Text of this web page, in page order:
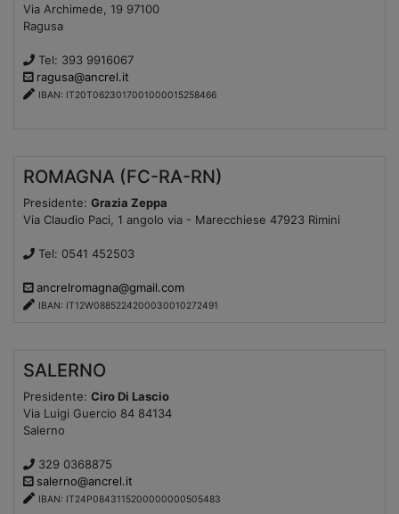
Via Archimede, 19 97100
Ragusa
Tel: 393 9916067
ragusa@ancrel.it
IBAN: IT20T0623017001000015258466
ROMAGNA (FC-RA-RN)
Presidente: Grazia Zeppa
Via Claudio Paci, 1 angolo via - Marecchiese 47923 Rimini
Tel: 0541 452503
ancrelromagna@gmail.com
IBAN: IT12W0885224200030010272491
SALERNO
Presidente: Ciro Di Lascio
Via Luigi Guercio 84 84134
Salerno
329 0368875
salerno@ancrel.it
IBAN: IT24P0843115200000000505483